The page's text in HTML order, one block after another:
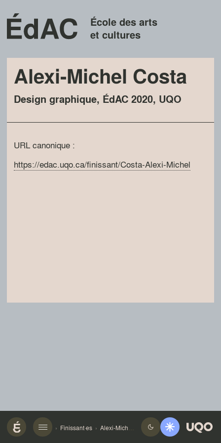
École des arts
et cultures
Alexi-Michel Costa
Design graphique, ÉdAC 2020, UQO
URL canonique :
https://edac.uqo.ca/finissant/Costa-Alexi-Michel
Finissant·es Alexi-Michel Costa